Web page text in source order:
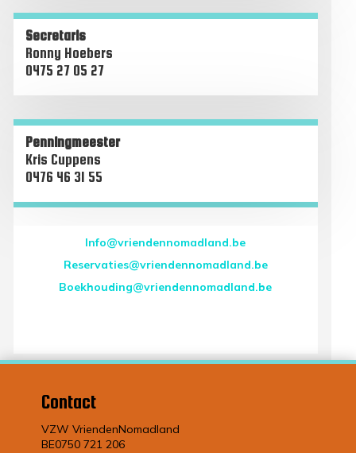
Secretaris
Ronny Hoebers
0475 27 05 27
Penningmeester
Kris Cuppens
0476 46 31 55
Info@vriendennomadland.be
Reservaties@vriendennomadland.be
Boekhouding@vriendennomadland.be
Contact
VZW VriendenNomadland
BE0750 721 206